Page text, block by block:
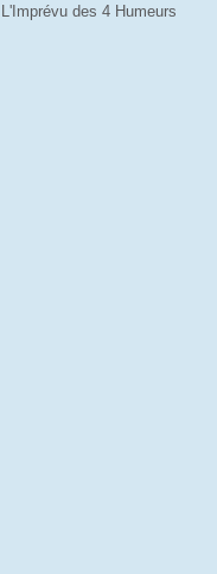
L'Imprévu des 4 Humeurs